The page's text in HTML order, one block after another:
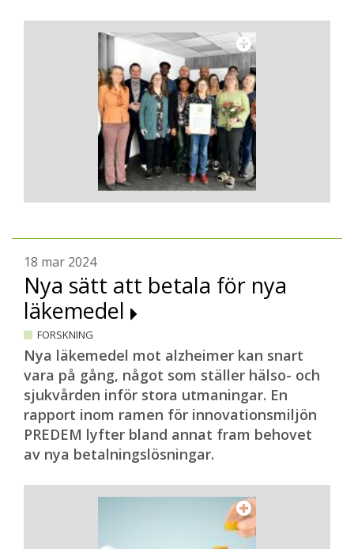
18 mar 2024
Nya sätt att betala för nya
läkemedel
FORSKNING
Nya läkemedel mot alzheimer kan snart
vara på gång, något som ställer hälso- och
sjukvården inför stora utmaningar. En
rapport inom ramen för innovationsmiljön
PREDEM lyfter bland annat fram behovet
av nya betalningslösningar.